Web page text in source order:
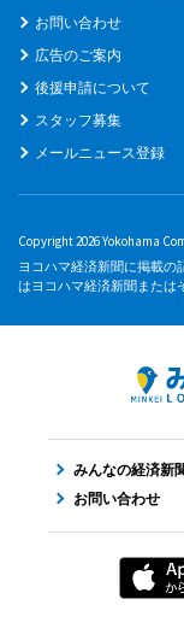
お問い合わせ
広告のご案内
後援申請について
スタッフ募集
メールニュース登録
Copyright 2026 Yokohama
ヨコハマ経済新聞に掲載の
はヨコハマ経済新聞または
みんなの経済新
お問い合わせ